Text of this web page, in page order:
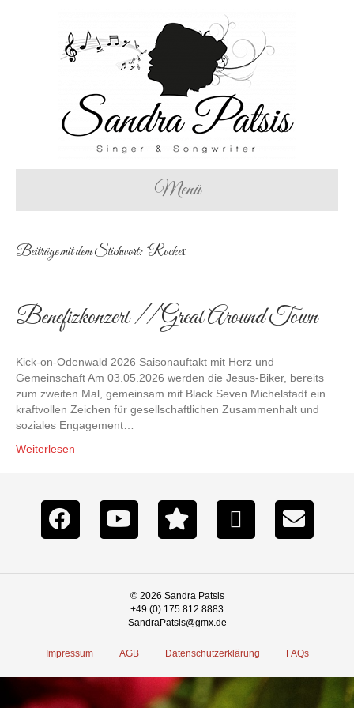
Menü
Beiträge mit dem Stichwort: ‘Rocker̵
Benefizkonzert // Great Around Town
Kick-on-Odenwald 2026 Saisonauftakt mit Herz und
Gemeinschaft Am 03.05.2026 werden die Jesus-Biker, bereits
zum zweiten Mal, gemeinsam mit Black Seven Michelstadt ein
kraftvollen Zeichen für gesellschaftlichen Zusammenhalt und
soziales Engagement…
Weiterlesen
© 2026 Sandra Patsis
+49 (0) 175 812 8883
SandraPatsis@gmx.de
Impressum AGB Datenschutzerklärung FAQs